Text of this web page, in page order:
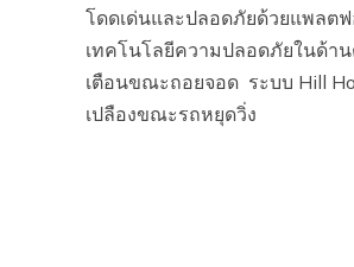
โดดเด่นและปลอดภัยด้วยแพลต
เทคโนโลยีความปลอดภัยในด้า
เตือนขณะถอยจอด ระบบ Hill
เปลืองขณะรถหยุดวิ่ง